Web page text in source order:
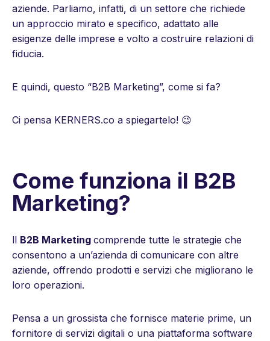
aziende. Parliamo, infatti, di un settore che richiede
un approccio mirato e specifico, adattato alle
esigenze delle imprese e volto a costruire relazioni di
fiducia.
E quindi, questo “B2B Marketing”, come si fa?
Ci pensa KERNERS.co a spiegartelo! 😉
Come funziona il B2B
Marketing?
ll B2B Marketing comprende tutte le strategie che
consentono a un’azienda di comunicare con altre
aziende, offrendo prodotti e servizi che migliorano le
loro operazioni.
Pensa a un grossista che fornisce materie prime, un
fornitore di servizi digitali o una piattaforma software